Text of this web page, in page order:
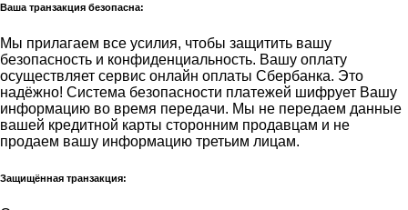
Ваша транзакция безопасна:
Мы прилагаем все усилия, чтобы защитить вашу
безопасность и конфиденциальность. Вашу оплату
осуществляет сервис онлайн оплаты Сбербанка. Это
надёжно! Система безопасности платежей шифрует Вашу
информацию во время передачи. Мы не передаем данные
вашей кредитной карты сторонним продавцам и не
продаем вашу информацию третьим лицам.
Защищённая транзакция: